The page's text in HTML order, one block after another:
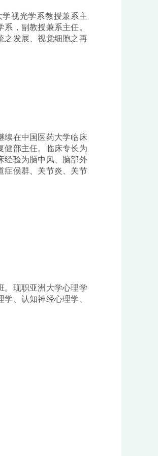
视光学系教授兼系主
，副教授兼系主任。
之发展、视觉细胞之再
续在中国医药大学临床
健部主任。临床专长为
经验为脑中风、脑部外
症侯群、关节炎、关节
。现职亚洲大学心理学
、认知神经心理学、